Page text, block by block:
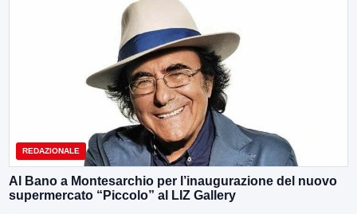
REDAZIONALE
Al Bano a Montesarchio per l’inaugurazione del nuovo
supermercato “Piccolo” al LIZ Gallery